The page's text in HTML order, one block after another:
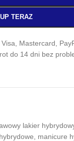
TERAZ
Mastercard,
do 14 dni bez
lakier
manicure